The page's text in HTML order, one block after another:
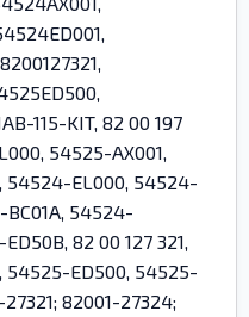
115-KIT, 82 00 197
54525-AX001,
54524-EL000, 54524-
54524-
82 00 127 321,
54525-ED500, 54525-
82001-27324;